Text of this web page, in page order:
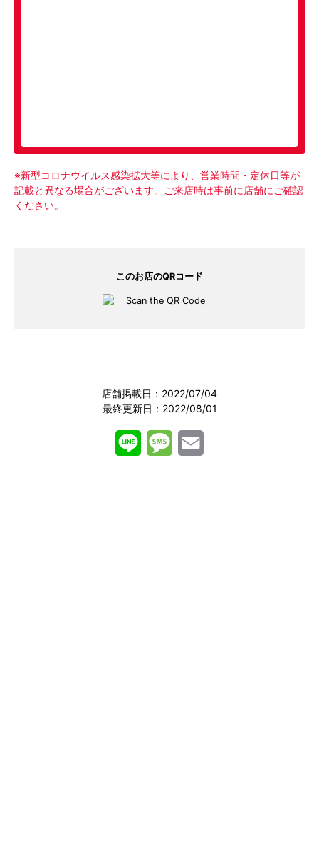
ピックアップメニュー
【新メニュー】ニラ豚定食
※新型コロナウイルス感染拡大等により、営業時間・定休日等が
記載と異なる場合がございます。ご来店時は事前に店舗にご確認
ください。
このお店のQRコード
店舗掲載日：2022/07/04
最終更新日：2022/08/01
M